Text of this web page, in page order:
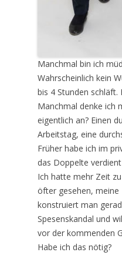
Manchmal bin ich
Wahrscheinlich kein
bis 4 Stunden schläft.
Manchmal denke ich
eigentlich an? Einen
Arbeitstag, eine
Früher habe ich im
das Doppelte
Ich hatte mehr Zeit
öfter gesehen,
konstruiert man
Spesenskandal und
vor der kommenden
Habe ich das nötig?